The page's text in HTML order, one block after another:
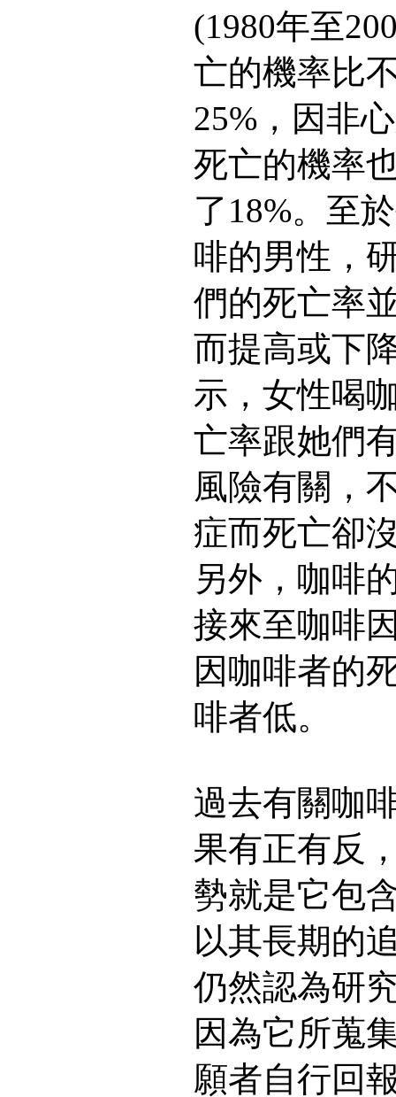
(1980年至
亡的機率比
25%，因非
死亡的機率
了18%。至
啡的男性，
們的死亡率
而提高或下
示，女性喝
亡率跟她們
風險有關，
症而死亡卻
另外，咖啡
接來至咖啡
因咖啡者的
啡者低。
過去有關咖
果有正有反
勢就是它包
以其長期的
仍然認為研
因為它所蒐
願者自行回